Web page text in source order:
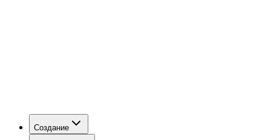
Создание